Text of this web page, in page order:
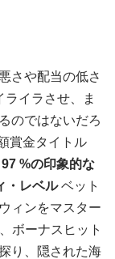
さや配当の低さ
イラさせ、ま
のではないだろ
賞金タイトル
97 %の印象的な
・レベルベット
ィンをマスター
ボーナスヒット
り、隠された海